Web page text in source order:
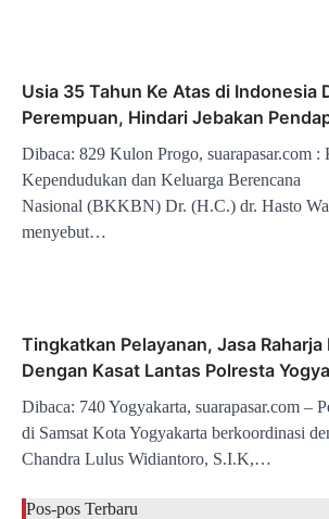
Usia 35 Tahun Ke Atas di Indonesia
Perempuan, Hindari Jebakan
Dibaca: 829 Kulon Progo, suarapasar.com :
Kependudukan dan Keluarga Berencana
Nasional (BKKBN) Dr. (H.C.) dr. Hasto
menyebut…
Tingkatkan Pelayanan, Jasa
Dengan Kasat Lantas Polresta
Dibaca: 740 Yogyakarta, suarapasar.com –
di Samsat Kota Yogyakarta berkoordinasi
Chandra Lulus Widiantoro, S.I.K,…
Pos-pos Terbaru